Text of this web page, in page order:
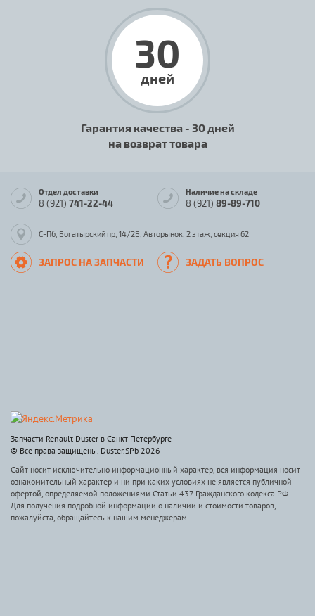
30
дней
Гарантия качества - 30 дней
на возврат товара
Отдел доставки
8 (921) 741-22-44
Наличие на складе
8 (921) 89-89-710
С-Пб, Богатырский пр, 14/2Б, Авторынок, 2 этаж, секция 62
ЗАПРОС НА ЗАПЧАСТИ ЗАДАТЬ ВОПРОС
Запчасти Renault Duster в Санкт-Петербурге
© Все права защищены. Duster.SPb 2026
Сайт носит исключительно информационный характер, вся информация носит
ознакомительный характер и ни при каких условиях не является публичной
офертой, определяемой положениями Статьи 437 Гражданского кодекса РФ.
Для получения подробной информации о наличии и стоимости товаров,
пожалуйста, обращайтесь к нашим менеджерам.